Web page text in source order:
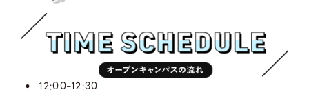
12:00–12:30